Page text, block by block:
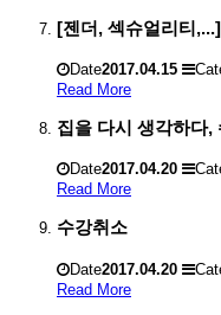
[젠더, 섹슈얼리티
Date2017.04.15
Read More
집을 다시 생각하다,
Date2017.04.20
Read More
수강취소
Date2017.04.20
Read More